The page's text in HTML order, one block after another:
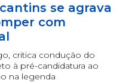
se agrava
com
critica condução do
à pré-candidatura ao
na legenda